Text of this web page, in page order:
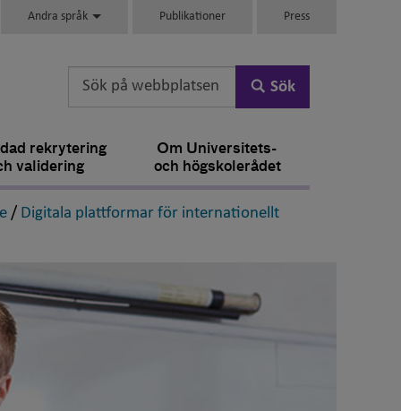
Andra språk Publikationer Press
Sök
rekrytering
validering
Om Universitets-
och högskolerådet
,
/ Digitala plattformar för internationellt